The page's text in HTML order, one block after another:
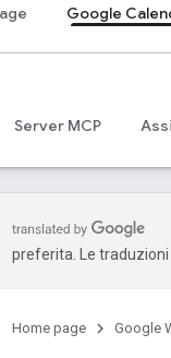
Google
Server MCP
preferita. Le
Home page Google